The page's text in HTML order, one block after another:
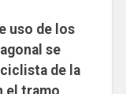
uso de los
se
de la